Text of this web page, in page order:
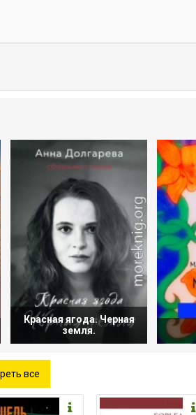
Красная ягода. Черная
земля.
все